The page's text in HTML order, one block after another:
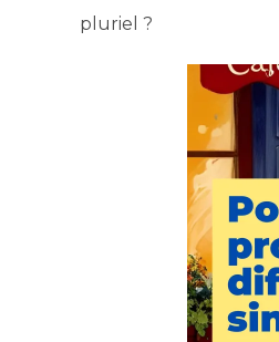
pluriel ?